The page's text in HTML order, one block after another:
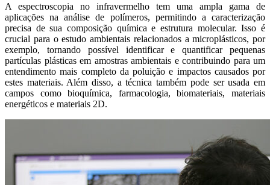
A espectroscopia no infravermelho tem uma ampla gama de
aplicações na análise de polímeros, permitindo a caracterização
precisa de sua composição química e estrutura molecular. Isso é
crucial para o estudo ambientais relacionados a microplásticos, por
exemplo, tornando possível identificar e quantificar pequenas
partículas plásticas em amostras ambientais e contribuindo para um
entendimento mais completo da poluição e impactos causados por
estes materiais. Além disso, a técnica também pode ser usada em
campos como bioquímica, farmacologia, biomateriais, materiais
energéticos e materiais 2D.